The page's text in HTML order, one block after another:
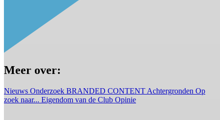
Meer over:
Nieuws Onderzoek BRANDED CONTENT Achtergronden Op
zoek naar... Eigendom van de Club Opinie